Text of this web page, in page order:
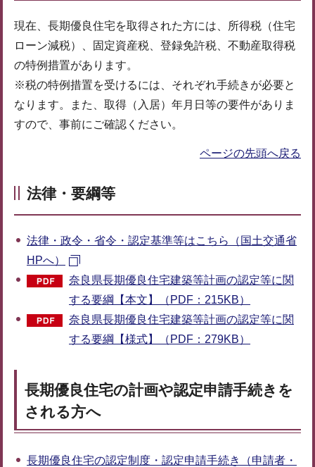
現在、長期優良住宅を取得された方には、所得税（住宅
ローン減税）、固定資産税、登録免許税、不動産取得税
の特例措置があります。
※税の特例措置を受けるには、それぞれ手続きが必要と
なります。また、取得（入居）年月日等の要件がありま
すので、事前にご確認ください。
ページの先頭へ戻る
法律・要綱等
法律・政令・省令・認定基準等はこちら（国土交通省
HPへ）
奈良県長期優良住宅建築等計画の認定等に関
する要綱【本文】（PDF：215KB）
奈良県長期優良住宅建築等計画の認定等に関
する要綱【様式】（PDF：279KB）
長期優良住宅の計画や認定申請手続きを
される方へ
長期優良住宅の認定制度・認定申請手続き（申請者・